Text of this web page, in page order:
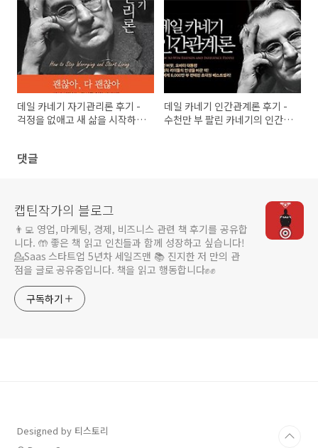
데일 카네기 자기관리론 후기 -
걱정을 없애고 새 삶을 시작하는
데일 카네기 인간관계론 후기 -
수천만 부 팔린 카네기의 인간관
댓글
캡틴작가의 블로그
👨‍💻 영업, 마케팅, 경제, 비즈니스 관련 책 후기를 공유합
니다. 🤲 좋은 책 읽고 인친들과 함께 성장하고 싶습니다!
💁Saas 스타트업 5년차 세일즈맨 📚 진지한 저 만의 관
점을 글로 공유중입니다. 책을 읽고 행동합니다✊️✊️
구독하기
Designed by 티스토리